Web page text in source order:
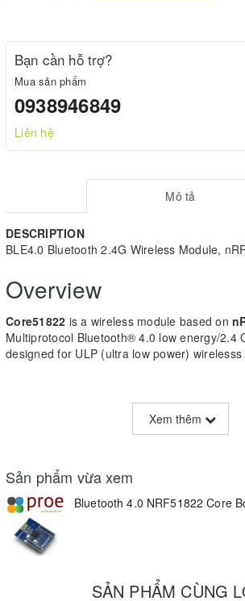
Bạn cần hỗ trợ?
Mua sản phẩm
0938946849
Liên hệ
Mô tả
DESCRIPTION
BLE4.0 Bluetooth 2.4G Wireless Module,
Overview
Core51822 is a wireless module based on
Multiprotocol Bluetooth® 4.0 low energy/2.4
designed for ULP (ultra low power)
Core51822
Communication distance (open outdoor@1M
Frequency range: 2.4GHz
Operating voltage: 2.0V ~ 3.6V
Operating temperature: -40℃ ~ 85℃
Dimension (PCB): 24.5mm x 32.26mm
Expansion pinheader: all the I/Os except
Spacing between pinheaders on the left side
Xem thêm
Sản phẩm vừa xem
Bluetooth 4.0 NRF51822 Core
SẢN PHẨM CÙNG